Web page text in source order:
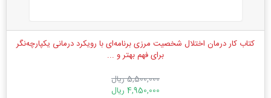
کتاب کار درمان اختلال شخصیت مرزی برنامه‌ای با رویکرد درمانی یکپارچه‌نگر
برای فهم بهتر و ...
5,500,000 ریال
4,950,000 ریال